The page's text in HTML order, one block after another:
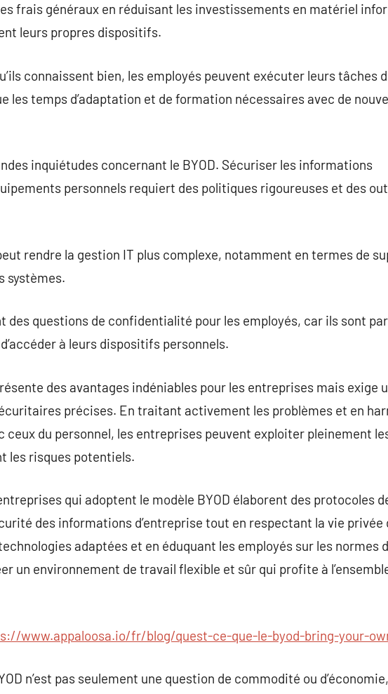
frais généraux en réduisant les investissements en matériel
leurs propres dispositifs.
connaissent bien, les employés peuvent exécuter leurs tâches
les temps d’adaptation et de formation nécessaires avec de
inquiétudes concernant le BYOD. Sécuriser les informations
personnels requiert des politiques rigoureuses et des
rendre la gestion IT plus complexe, notamment en termes de
systèmes.
des questions de confidentialité pour les employés, car ils sont
à leurs dispositifs personnels.
des avantages indéniables pour les entreprises mais exige
précises. En traitant activement les problèmes et en
ceux du personnel, les entreprises peuvent exploiter pleinement
les risques potentiels.
qui adoptent le modèle BYOD élaborent des protocoles
des informations d’entreprise tout en respectant la vie privée
adaptées et en éduquant les employés sur les normes
un environnement de travail flexible et sûr qui profite à
www.appaloosa.io/fr/blog/quest-ce-que-le-byod-bring-your-
n’est pas seulement une question de commodité ou